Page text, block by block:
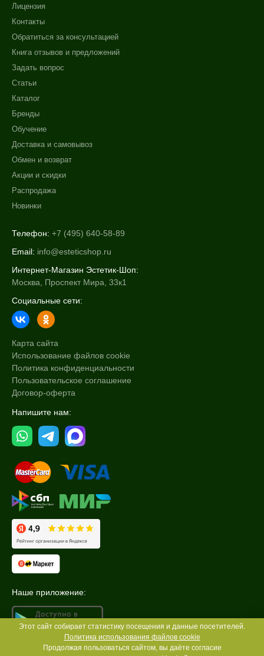
Лицензия
Контакты
Обратиться за консультацией
Книга отзывов и предложений
Задать вопрос
Статьи
Каталог
Бренды
Обучение
Доставка и самовывоз
Обмен и возврат
Акции и скидки
Распродажа
Новинки
Телефон: +7 (495) 640-58-89
Email: info@esteticshop.ru
Интернет-Магазин Эстетик-Шоп:
Москва, Проспект Мира, 33к1
Социальные сети:
Карта сайта
Использование файлов cookie
Политика конфиденциальности
Пользовательское соглашение
Договор-оферта
Напишите нам:
Наше приложение:
Этот сайт собирает статистику посещения и данные посетителей.
Политика использования файлов cookie
Продолжая пользоваться сайтом, вы даёте согласие